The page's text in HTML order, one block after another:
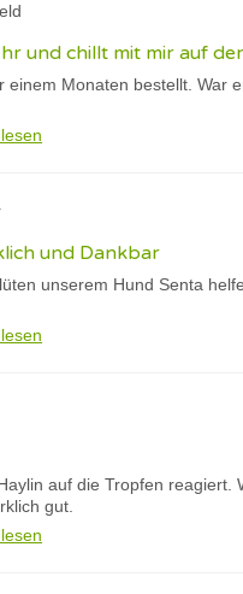
und chillt mit mir auf
einem Monaten bestellt. War
und Dankbar
unserem Hund Senta
auf die Tropfen
gut.